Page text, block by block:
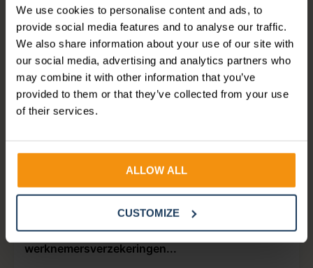
We use cookies to personalise content and ads, to
provide social media features and to analyse our traffic.
We also share information about your use of our site with
our social media, advertising and analytics partners who
may combine it with other information that you’ve
provided to them or that they’ve collected from your use
of their services.
ALLOW ALL
CUSTOMIZE
HR SALARISADMINISTRATIE
Van stagiair naar vaste
medewerker in AFAS
als vaste medewerker? Dan moet je met
terugwerkende kracht premies
werknemersverzekeringen...